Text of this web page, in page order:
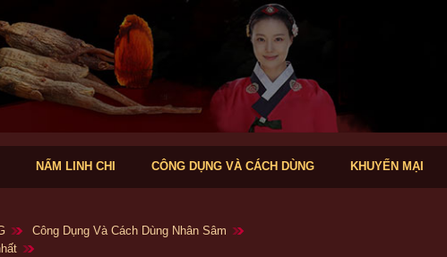
NẤM LINH CHI CÔNG DỤNG VÀ CÁCH DÙNG KHUYẾN MẠI
Công Dụng Và Cách Dùng Nhân Sâm